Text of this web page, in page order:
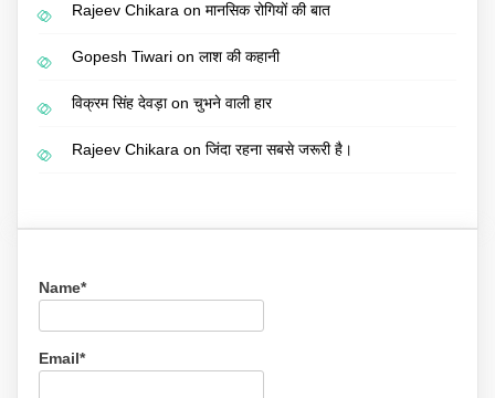
Rajeev Chikara on मानसिक रोगियों की बात
Gopesh Tiwari on लाश की कहानी
विक्रम सिंह देवड़ाon चुभने वाली हार
Rajeev Chikara on जिंदा रहना सबसे जरूरी है।
Name*
Email*